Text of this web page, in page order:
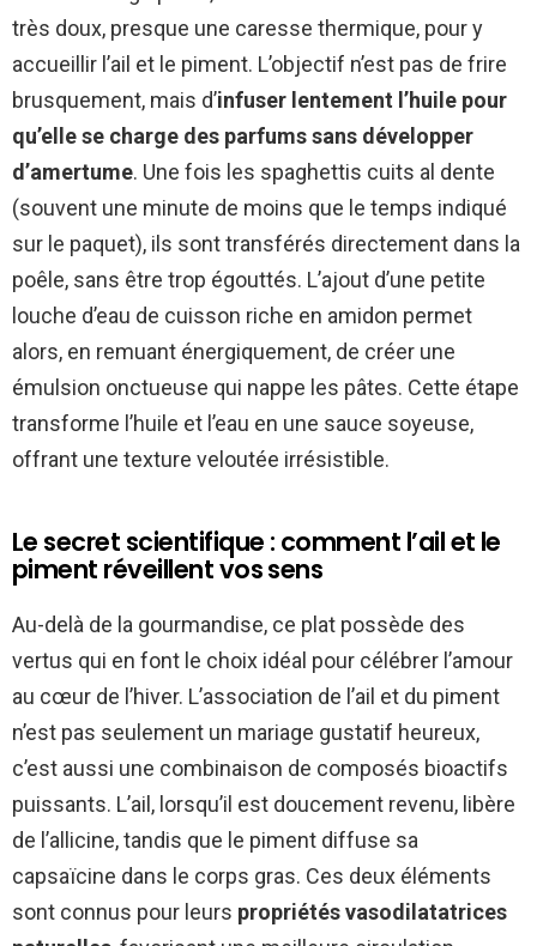
très doux, presque une caresse thermique, pour y
accueillir l’ail et le piment. L’objectif n’est pas de frire
brusquement, mais d’infuser lentement l’huile pour
qu’elle se charge des parfums sans développer
d’amertume. Une fois les spaghettis cuits al dente
(souvent une minute de moins que le temps indiqué
sur le paquet), ils sont transférés directement dans la
poêle, sans être trop égouttés. L’ajout d’une petite
louche d’eau de cuisson riche en amidon permet
alors, en remuant énergiquement, de créer une
émulsion onctueuse qui nappe les pâtes. Cette étape
transforme l’huile et l’eau en une sauce soyeuse,
offrant une texture veloutée irrésistible.
Le secret scientifique : comment l’ail et le
piment réveillent vos sens
Au-delà de la gourmandise, ce plat possède des
vertus qui en font le choix idéal pour célébrer l’amour
au cœur de l’hiver. L’association de l’ail et du piment
n’est pas seulement un mariage gustatif heureux,
c’est aussi une combinaison de composés bioactifs
puissants. L’ail, lorsqu’il est doucement revenu, libère
de l’allicine, tandis que le piment diffuse sa
capsaïcine dans le corps gras. Ces deux éléments
sont connus pour leurs propriétés vasodilatatrices